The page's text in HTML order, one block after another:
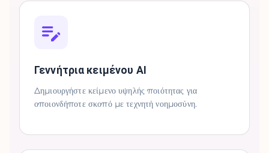
Γεννήτρια κειμένου AI
Δημιουργήστε κείμενο υψηλής ποιότητας για
οποιονδήποτε σκοπό με τεχνητή νοημοσύνη.